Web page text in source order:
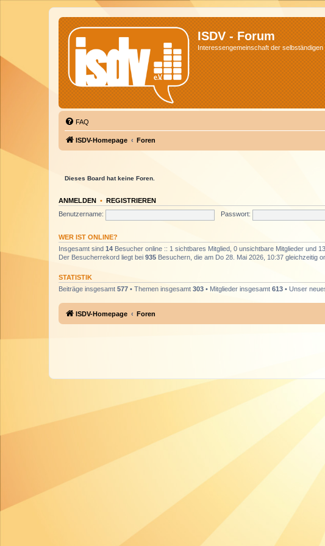
ISDV - Forum
Interessengemeinschaft der
FAQ
ISDV-Homepage Foren
Dieses Board hat keine Foren.
ANMELDEN • REGISTRIEREN
Benutzername:
Passwort:
WER IST ONLINE?
Insgesamt sind 14 Besucher online :: 1 sichtbares Mitglied, 0 unsichtbare Mitglieder und
Der Besucherrekord liegt bei 935 Besuchern, die am Do 28. Mai 2026, 10:37 gleichzeitig
STATISTIK
Beiträge insgesamt 577 • Themen insgesamt 303 • Mitglieder insgesamt 613 • Unser
ISDV-Homepage Foren